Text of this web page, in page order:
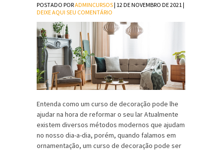
POSTADO PORADMINCURSOS| 12 DE NOVEMBRO DE 2021 |
DEIXE AQUI SEU COMENTÁRIO
Entenda como um curso de decoração pode lhe
ajudar na hora de reformar o seu lar Atualmente
existem diversos métodos modernos que ajudam
no nosso dia-a-dia, porém, quando falamos em
ornamentação, um curso de decoração pode ser